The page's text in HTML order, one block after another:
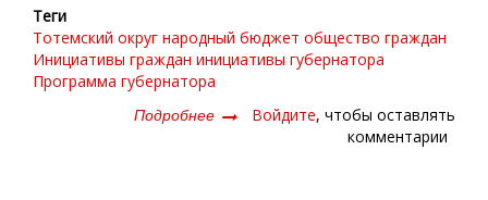
Теги
Тотемский округ народный бюджет общество граждан
Инициативы граждан инициативы губернатора
Программа губернатора
Подробнее о
Войдите, чтобы оставлять
комментарии